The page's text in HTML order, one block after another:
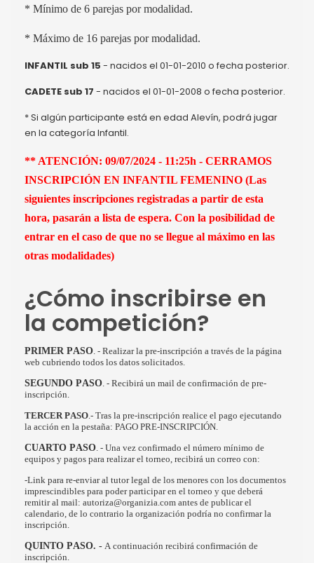
* Mínimo de 6 parejas por modalidad.
* Máximo de 16 parejas por modalidad.
INFANTIL sub 15 - nacidos el 01-01-2010 o fecha posterior.
CADETE sub 17 - nacidos el 01-01-2008 o fecha posterior.
* Si algún participante está en edad Alevín, podrá jugar
en la categoría Infantil.
** ATENCIÓN: 09/07/2024 - 11:25h - CERRAMOS
INSCRIPCIÓN EN INFANTIL FEMENINO (Las
siguientes inscripciones registradas a partir de esta
hora, pasarán a lista de espera. Con la posibilidad de
entrar en el caso de que no se llegue al máximo en las
otras modalidades)
¿Cómo inscribirse en
la competición?
PRIMER PASO . - Realizar la pre-inscripción a través de la página
web cubriendo todos los datos solicitados.
SEGUNDO PASO . - Recibirá un mail de confirmación de pre-
inscripción.
TERCER PASO .- Tras la pre-inscripción realice el pago ejecutando
la acción en la pestaña: PAGO PRE-INSCRIPCIÓN.
CUARTO PASO . - Una vez confirmado el número mínimo de
equipos y pagos para realizar el torneo, recibirá un correo con:
-Link para re-enviar al tutor legal de los menores con los documentos
imprescindibles para poder participar en el torneo y que deberá
remitir al mail: autoriza@organizia.com antes de publicar el
calendario, de lo contrario la organización podría no confirmar la
inscripción.
QUINTO PASO. - A continuación recibirá confirmación de
inscripción.